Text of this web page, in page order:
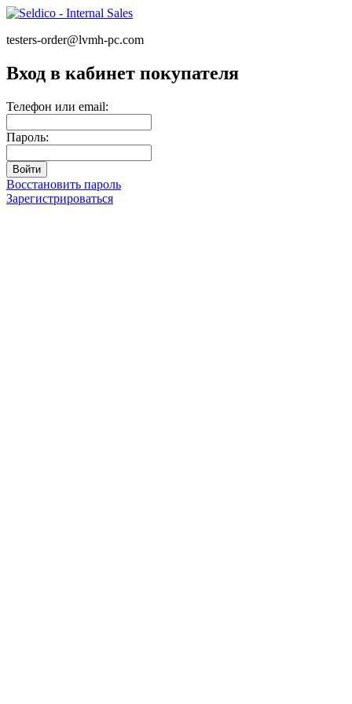
testers-order@lvmh-pc.com
Вход в кабинет покупателя
Телефон или email:
Пароль:
Восстановить пароль
Зарегистрироваться